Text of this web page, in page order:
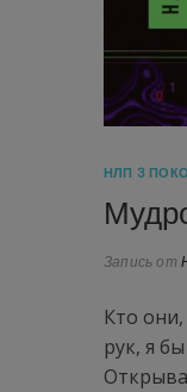
НЛП 3
Запись от
Кто
рук, я